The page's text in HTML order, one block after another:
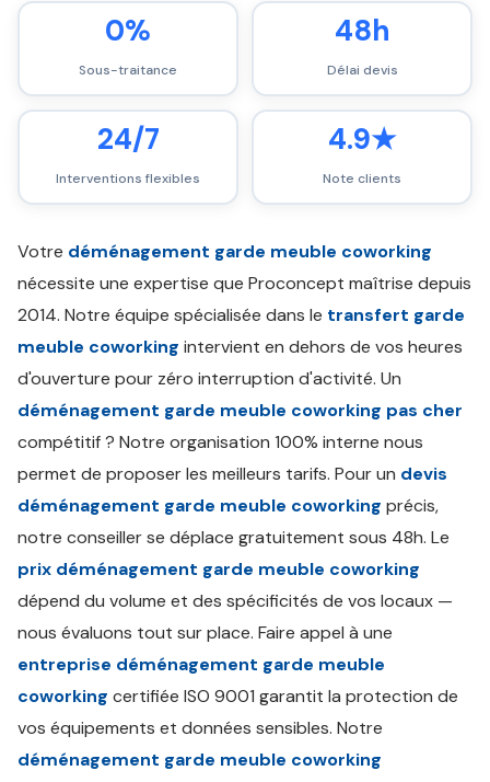
0%
Sous-traitance
48h
Délai devis
24/7
Interventions flexibles
4.9★
Note clients
Votre déménagement garde meuble coworking
nécessite une expertise que Proconcept maîtrise depuis
2014. Notre équipe spécialisée dans le transfert garde
meuble coworking intervient en dehors de vos heures
d'ouverture pour zéro interruption d'activité. Un
déménagement garde meuble coworking pas cher
compétitif ? Notre organisation 100% interne nous
permet de proposer les meilleurs tarifs. Pour un devis
déménagement garde meuble coworking précis,
notre conseiller se déplace gratuitement sous 48h. Le
prix déménagement garde meuble coworking
dépend du volume et des spécificités de vos locaux —
nous évaluons tout sur place. Faire appel à une
entreprise déménagement garde meuble
coworking certifiée ISO 9001 garantit la protection de
vos équipements et données sensibles. Notre
déménagement garde meuble coworking